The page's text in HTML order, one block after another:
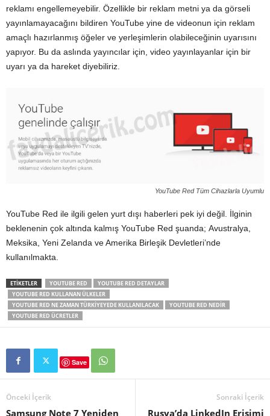
reklamı engellemeyebilir. Özellikle bir reklam metni ya da görseli
yayınlamayacağını bildiren YouTube yine de videonun için reklam
amaçlı hazırlanmış öğeler ve yerleşimlerin olabileceğinin uyarısını
yapıyor. Bu da aslında yayıncılar için, video yayınlayanlar için bir
uyarı ya da hareket diyebiliriz.
YouTube Red Tüm Cihazlarla Uyumlu
YouTube Red ile ilgili gelen yurt dışı haberleri pek iyi değil. İlginin
beklenenin çok altında kalmış YouTube Red şuanda; Avustralya,
Meksika, Yeni Zelanda ve Amerika Birleşik Devletleri’nde
kullanılmakta.
ETIKETLER YOUTUBE RED
YOUTUBE RED DETAYLAR
YOUTUBE RED KULLANAN ÜLKELER
YOUTUBE RED NE ZAMAN TÜRKIYEYEDE KULLANILACAK
YOUTUBE RED NEDIR
YOUTUBE RED ÜCRETLER
Save
Önceki İçerik
Samsung Note 7 Yeniden
Sonraki İçerik
Rusya’da LinkedIn Erişimi